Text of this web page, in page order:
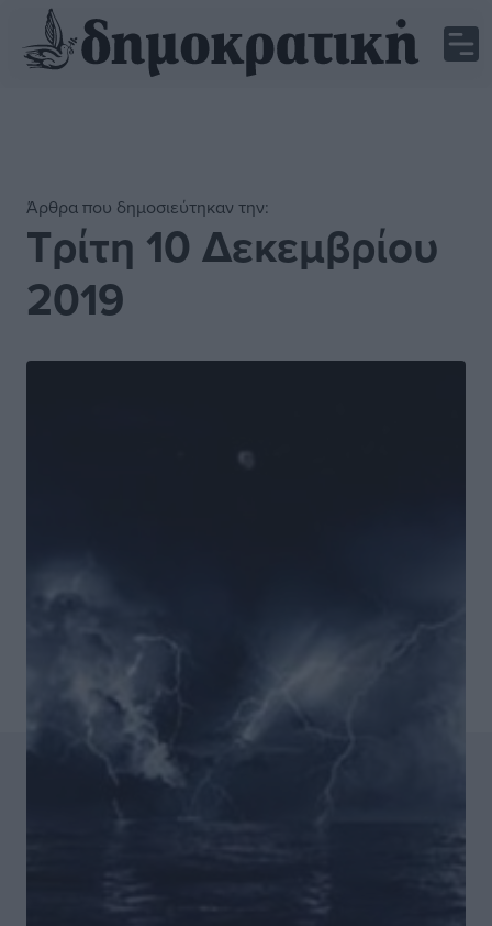
Άρθρα που δημοσιεύτηκαν την:
Τρίτη 10 Δεκεμβρίου
2019